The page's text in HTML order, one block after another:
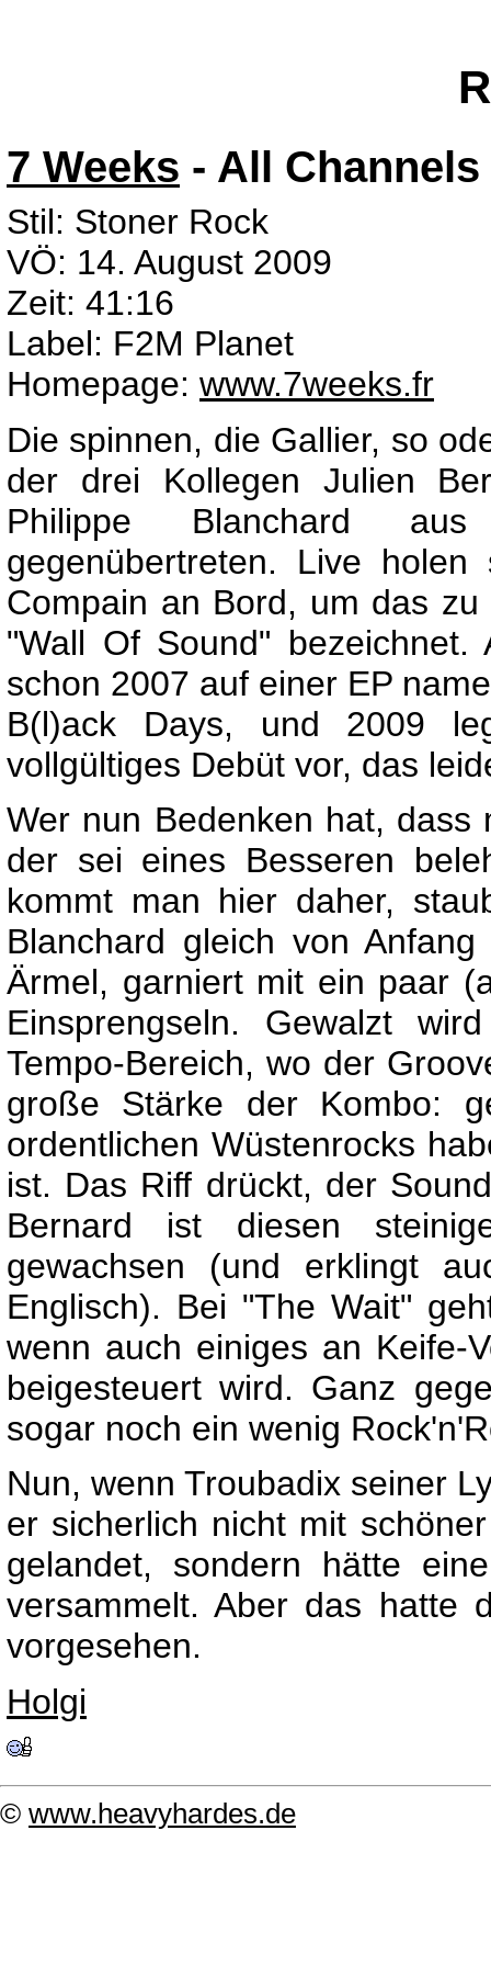
7 Weeks - All Channels
Stil: Stoner Rock
VÖ: 14. August 2009
Zeit: 41:16
Label: F2M Planet
Homepage: www.7weeks.fr
Die spinnen, die Gallier, so
der drei Kollegen Julien
Philippe Blanchard
gegenübertreten. Live
Compain an Bord, um das
"Wall Of Sound"
schon 2007 auf einer EP
B(l)ack Days, und 2009
vollgültiges Debüt vor, das
Wer nun Bedenken hat,
der sei eines Besseren
kommt man hier daher,
Blanchard gleich von
Ärmel, garniert mit ein paar
Einsprengseln. Gewalzt
Tempo-Bereich, wo der
große Stärke der Kombo:
ordentlichen Wüstenrocks
ist. Das Riff drückt, der
Bernard ist diesen
gewachsen (und erklingt
Englisch). Bei "The Wait"
wenn auch einiges an Keife-
beigesteuert wird. Ganz
sogar noch ein wenig
Nun, wenn Troubadix seiner
er sicherlich nicht mit
gelandet, sondern hätte
versammelt. Aber das hatte
vorgesehen.
Holgi
© www.heavyhardes.de